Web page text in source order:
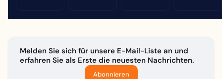
Melden Sie sich für unsere E-Mail-Liste an und
erfahren Sie als Erste die neuesten Nachrichten.
Abonnieren